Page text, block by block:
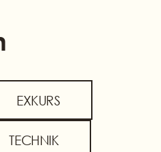
EXKURS
TECHNIK